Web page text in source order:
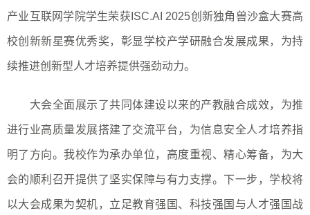
产业互联网学院学生荣获 ISC.AI 2025创新独角兽沙盒大赛高
校创新新星赛优秀奖，彰显学校产学研融合发展成果，为持
续推进创新型人才培养提供强劲动力。
大会全面展示了共同体建设以来的产教融合成效，为推
进行业高质量发展搭建了交流平台，为信息安全人才培养指
明了方向。我校作为承办单位，高度重视、精心筹备，为大
会的顺利召开提供了坚实保障与有力支撑。下一步，学校将
以大会成果为契机，立足教育强国、科技强国与人才强国战